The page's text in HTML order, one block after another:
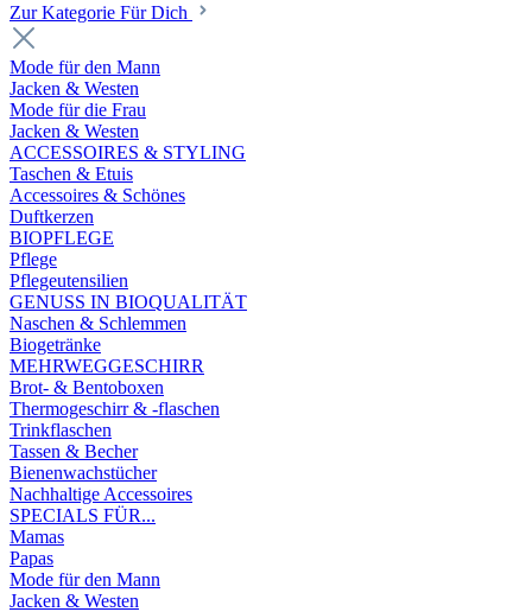
Zur Kategorie Für Dich
Mode für den Mann
Jacken & Westen
Mode für die Frau
Jacken & Westen
ACCESSOIRES & STYLING
Taschen & Etuis
Accessoires & Schönes
Duftkerzen
BIOPFLEGE
Pflege
Pflegeutensilien
GENUSS IN BIOQUALITÄT
Naschen & Schlemmen
Biogetränke
MEHRWEGGESCHIRR
Brot- & Bentoboxen
Thermogeschirr & -flaschen
Trinkflaschen
Tassen & Becher
Bienenwachstücher
Nachhaltige Accessoires
SPECIALS FÜR...
Mamas
Papas
Mode für den Mann
Jacken & Westen